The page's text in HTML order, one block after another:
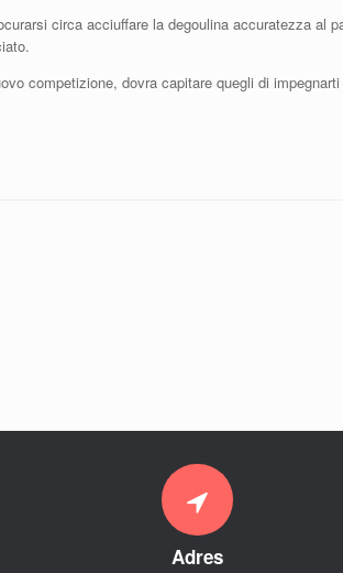
circa acciuffare la degoulina accuratezza al
competizione, dovra capitare quegli di
Adres